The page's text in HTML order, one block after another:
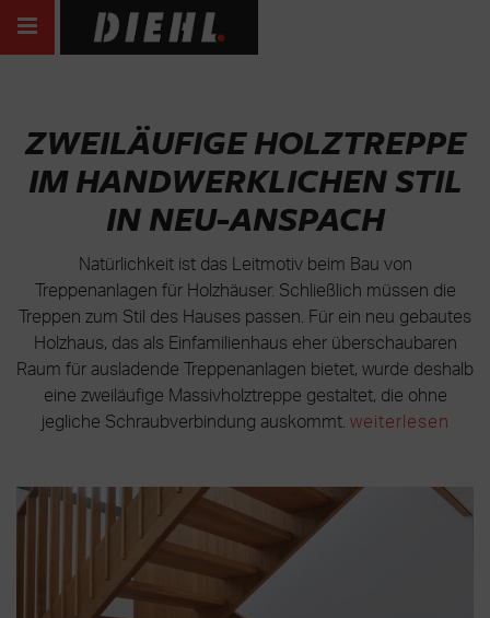
ZWEILÄUFIGE HOLZTREPPE
IM HANDWERKLICHEN STIL
IN NEU-ANSPACH
Natürlichkeit ist das Leitmotiv beim Bau von
Treppenanlagen für Holzhäuser. Schließlich müssen die
Treppen zum Stil des Hauses passen. Für ein neu gebautes
Holzhaus, das als Einfamilienhaus eher überschaubaren
Raum für ausladende Treppenanlagen bietet, wurde deshalb
eine zweiläufige Massivholztreppe gestaltet, die ohne
jegliche Schraubverbindung auskommt. weiterlesen